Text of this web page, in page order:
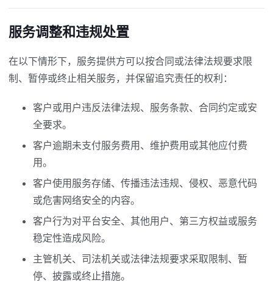
服务调整和违规处置
在以下情形下，服务提供方可以按合同或法律法规要求限
制、暂停或终止相关服务，并保留追究责任的权利：
客户或用户违反法律法规、服务条款、合同约定或安
全要求。
客户逾期未支付服务费用、维护费用或其他应付费
用。
客户使用服务存储、传播违法违规、侵权、恶意代码
或危害网络安全的内容。
客户行为对平台安全、其他用户、第三方权益或服务
稳定性造成风险。
主管机关、司法机关或法律法规要求采取限制、暂
停、披露或终止措施。